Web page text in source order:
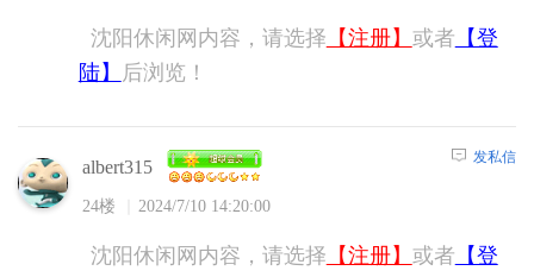
沈阳休闲网内容，请选择 【注册】 或者 【登
陆】
后浏览！
albert315
24楼 2024/7/10 14:20:00
发私信
沈阳休闲网内容，请选择 【注册】 或者 【登